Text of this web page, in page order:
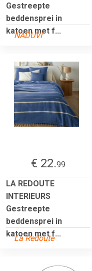
Gestreepte
beddensprei in
katoen met f...
NADUVI
€ 22.99
LA REDOUTE
INTERIEURS
Gestreepte
beddensprei in
katoen met f...
La Redoute